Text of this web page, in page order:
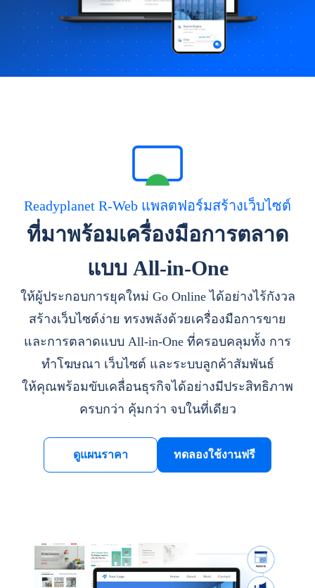
Readyplanet R-Web แพลตฟอร์มสร้างเว็บไซต์
ที่มาพร้อมเครื่องมือการตลาด
แบบ All-in-One
ให้ผู้ประกอบการยุคใหม่ Go Online ได้อย่างไร้กังวล
สร้างเว็บไซต์ง่าย ทรงพลังด้วยเครื่องมือการขาย
และการตลาดแบบ All-in-One ที่ครอบคลุมทั้ง การ
ทำโฆษณา เว็บไซต์ และระบบลูกค้าสัมพันธ์
ให้คุณพร้อมขับเคลื่อนธุรกิจได้อย่างมีประสิทธิภาพ
ครบกว่า คุ้มกว่า จบในที่เดียว
ดูแผนราคา ทดลองใช้งานฟรี